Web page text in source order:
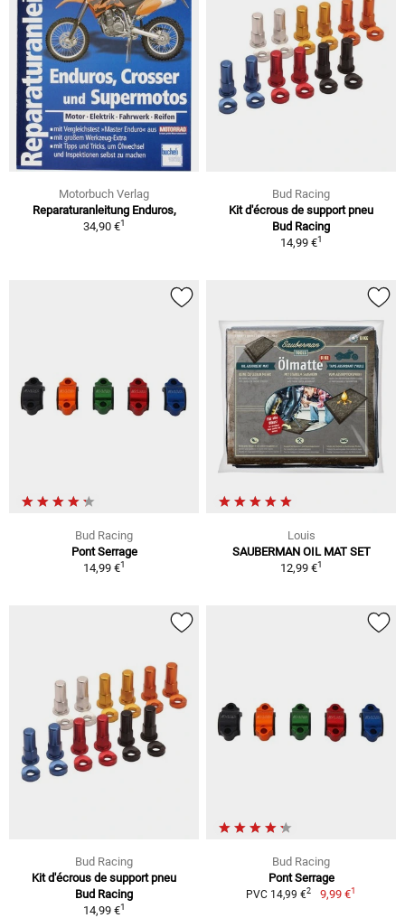
Motorbuch Verlag
Reparaturanleitung Enduros,
34,90 €1
Bud Racing
Kit d'écrous de support pneu
Bud Racing
14,99 €1
Bud Racing
Pont Serrage
14,99 €1
Louis
SAUBERMAN OIL MAT SET
12,99 €1
Bud Racing
Kit d'écrous de support pneu
Bud Racing
14,99 €1
Bud Racing
Pont Serrage
PVC 14,99 €2 9,99 €1